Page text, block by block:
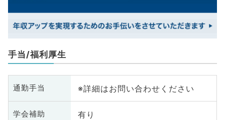
手当/福利厚生
通勤手当 ※詳細はお問い合わせください
学会補助 有り